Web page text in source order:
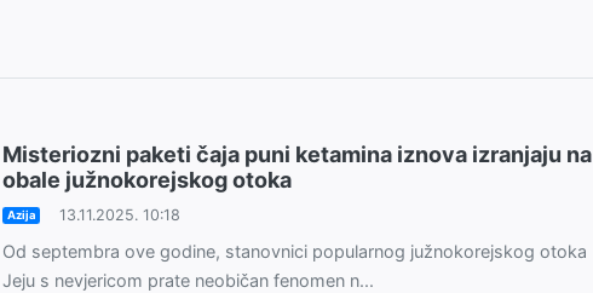
Misteriozni paketi čaja puni ketamina iznova izranjaju na
obale južnokorejskog otoka
Azija 13.11.2025. 10:18
Od septembra ove godine, stanovnici popularnog južnokorejskog otoka
Jeju s nevjericom prate neobičan fenomen n...